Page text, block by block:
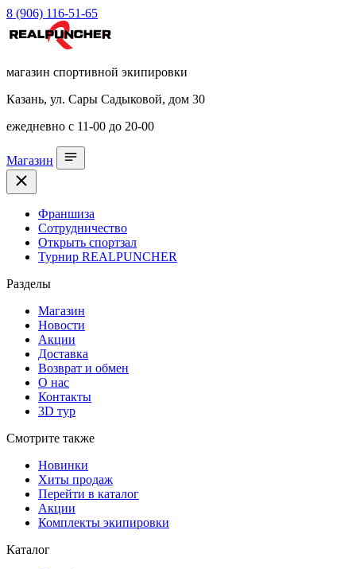
8 (906) 116-51-65
магазин спортивной экипировки
Казань, ул. Сары Садыковой, дом 30
ежедневно с 11-00 до 20-00
Магазин
Франшиза
Сотрудничество
Открыть спортзал
Турнир REALPUNCHER
Разделы
Магазин
Новости
Акции
Доставка
Возврат и обмен
О нас
Контакты
3D тур
Смотрите также
Новинки
Хиты продаж
Перейти в каталог
Акции
Комплекты экипировки
Каталог